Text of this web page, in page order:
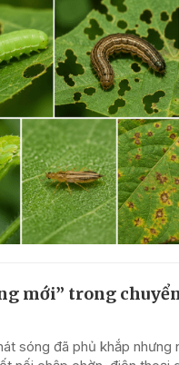
mới” trong
sóng đã phủ khắp nhưng